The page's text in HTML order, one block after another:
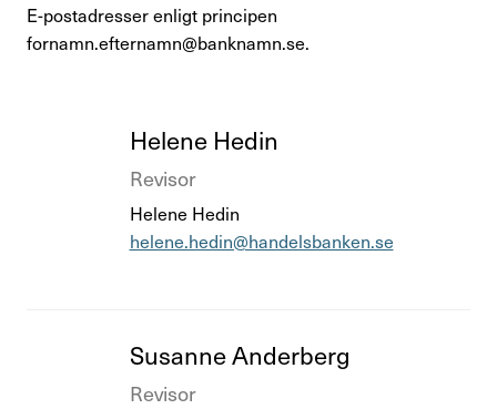
Om Finansförbundet
Organisation och uppdrag
Teckna kollektivavtal
Press & opinion
E-postadresser enligt principen
fornamn.efternamn@banknamn.se.
Titel
Helene Hedin
Titel
Revisor
Helene Hedin
helene.hedin@handelsbanken.se
Titel
Susanne Ander­berg
Titel
Revisor